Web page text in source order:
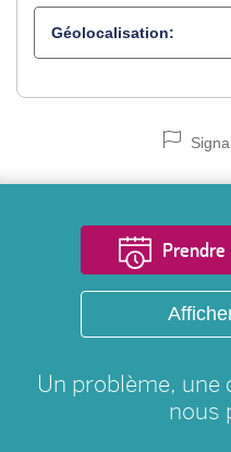
Urologue et chirurgien
Géolocalisation:
Prendre
Un problème, une
nous